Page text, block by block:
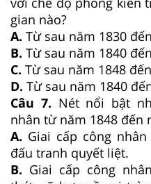
gian nào?
A. Từ sau năm 1830
B. Từ sau năm 1840
C. Từ sau năm 1848
D. Từ sau năm 1840
Câu 7. Nét nổi bật
nhân từ năm 1848 đến
A. Giai cấp công
đấu tranh quyết liệt.
B. Giai cấp công